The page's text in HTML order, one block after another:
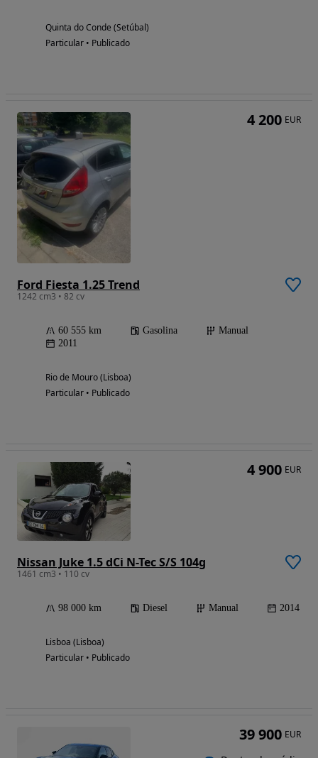
Quinta do Conde (Setúbal)
Particular • Publicado
Ford Fiesta 1.25 Trend
1242 cm3 • 82 cv
60 555 km Gasolina
Manual
2011
Rio de Mouro (Lisboa)
Particular • Publicado
4 200 EUR
Nissan Juke 1.5 dCi N-Tec S/S 104g
1461 cm3 • 110 cv
98 000 km Diesel Manual 2014
Lisboa (Lisboa)
Particular • Publicado
4 900 EUR
39 900 EUR